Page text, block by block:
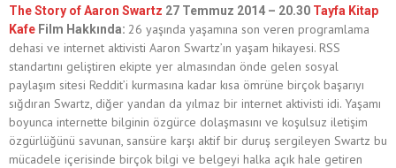
The Story of Aaron Swartz 27 Temmuz 2014 – 20.30 Tayfa Kitap
Kafe Film Hakkında: 26 yaşında yaşamına son veren programlama
dehasi ve internet aktivisti Aaron Swartz’ın yaşam hikayesi. RSS
standartını geliştiren ekipte yer almasından önde gelen sosyal
paylaşım sitesi Reddit’i kurmasına kadar kısa ömrüne birçok başarıyı
sığdıran Swartz, diğer yandan da yılmaz bir internet aktivisti idi. Yaşamı
boyunca internette bilginin özgürce dolaşmasını ve koşulsuz iletişim
özgürlüğünü savunan, sansüre karşı aktif bir duruş sergileyen Swartz bu
mücadele içerisinde birçok bilgi ve belgeyi halka açık hale getiren